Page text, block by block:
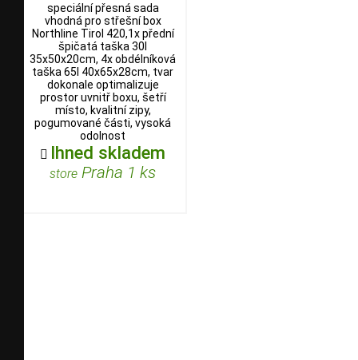
speciální přesná sada
vhodná pro střešní box
Northline Tirol 420,1x přední
špičatá taška 30l
35x50x20cm, 4x obdélníková
taška 65l 40x65x28cm, tvar
dokonale optimalizuje
prostor uvnitř boxu, šetří
místo, kvalitní zipy,
pogumované části, vysoká
odolnost
 Ihned skladem
store Praha 1 ks